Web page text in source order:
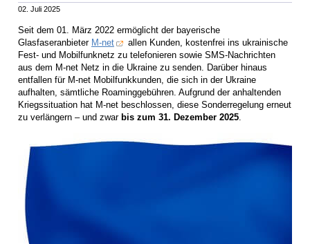
02. Juli 2025
Seit dem 01. März 2022 ermöglicht der bayerische
Glasfaseranbieter M-net
allen Kunden, kostenfrei ins ukrainische
Fest- und Mobilfunknetz zu telefonieren sowie SMS-Nachrichten
aus dem M-net Netz in die Ukraine zu senden. Darüber hinaus
entfallen für M-net Mobilfunkkunden, die sich in der Ukraine
aufhalten, sämtliche Roaminggebühren. Aufgrund der anhaltenden
Kriegssituation hat M-net beschlossen, diese Sonderregelung erneut
zu verlängern – und zwar bis zum 31. Dezember 2025